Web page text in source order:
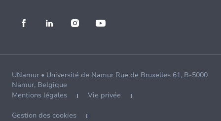
UNamur • Université de Namur Rue de Bruxelles 61, B-5000
Namur, Belgique
Mentions légales
Vie privée
Gestion des cookies